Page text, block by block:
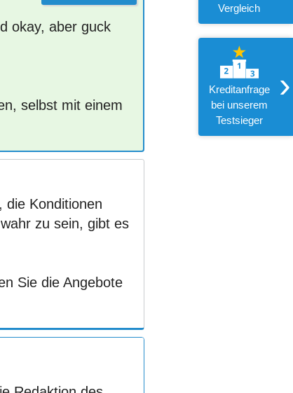
Vergleich
Kreditanfrage
bei unserem
Testsieger
›
okay, aber guck
selbst mit einem
die Konditionen
zu sein, gibt es
Sie die Angebote